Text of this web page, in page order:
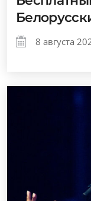
8 августа